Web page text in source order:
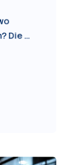
Die ...